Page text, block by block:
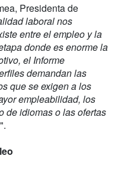
Presidenta de
laboral nos
entre el empleo y la
donde es enorme la
el Informe
demandan las
que se exigen a los
empleabilidad, los
de idiomas o las ofertas
".